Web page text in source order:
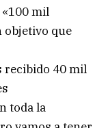
«100 mil
objetivo que
recibido 40 mil
toda la